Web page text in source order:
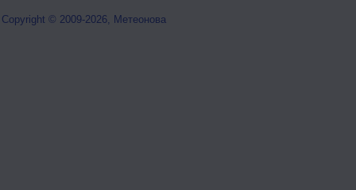
Copyright © 2009-2026, Метеонова